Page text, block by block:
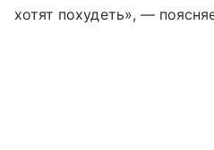
хотят похудеть», —